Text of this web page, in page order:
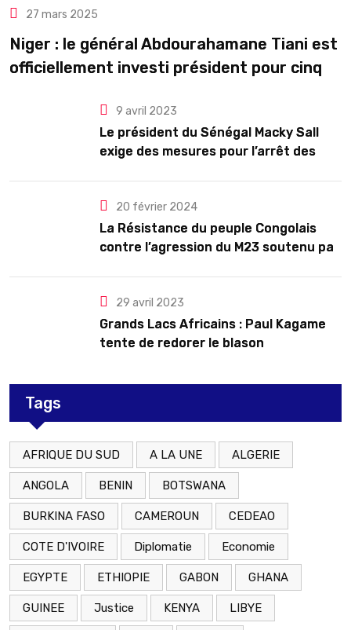
27 mars 2025
Niger : le général Abdourahamane Tiani est
officiellement investi président pour cinq
9 avril 2023
Le président du Sénégal Macky Sall
exige des mesures pour l’arrêt des
20 février 2024
La Résistance du peuple Congolais
contre l’agression du M23 soutenu par
29 avril 2023
Grands Lacs Africains : Paul Kagame
tente de redorer le blason
Tags
AFRIQUE DU SUD A LA UNE ALGERIE
ANGOLA BENIN BOTSWANA
BURKINA FASO CAMEROUN CEDEAO
COTE D'IVOIRE Diplomatie Economie
EGYPTE ETHIOPIE GABON GHANA
GUINEE Justice KENYA LIBYE